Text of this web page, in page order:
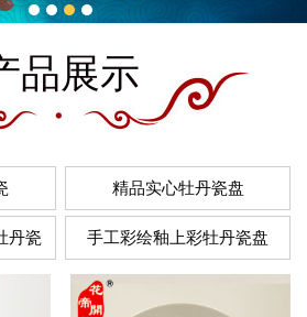
品展示
精品实心牡丹瓷盘
丹瓷 手工彩绘釉上彩牡丹瓷盘